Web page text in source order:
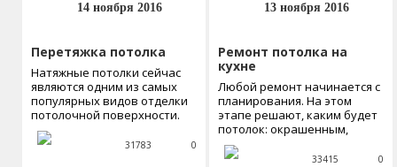
14 ноября 2016
Перетяжка потолка
Натяжные потолки сейчас
являются одним из самых
популярных видов отделки
потолочной поверхности.
Такой известностью...
0
31783
13 ноября 2016
Ремонт потолка на
кухне
Любой ремонт начинается с
планирования. На этом
этапе решают, каким будет
потолок: окрашенным,
побеленным,...
0
33415